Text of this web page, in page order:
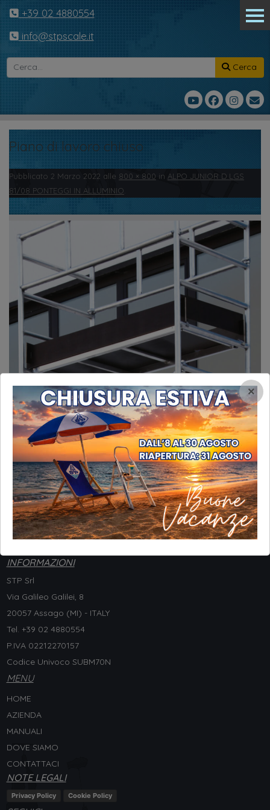
+39 02 4880554
info@stpscale.it
Cerca
Piano di lavoro chiuso
Pubblicato 2 Marzo 2022 alle 800 × 800 in ALPO JUNIOR D.LGS
81/08 PONTEGGI IN ALLUMINIO
Piano di lavoro chiuso
INFORMAZIONI
STP Srl
Via Galileo Galilei, 8
20057 Assago (MI) - ITALY
Tel. +39 02 4880554
P.IVA 02212270157
Codice Univoco SUBM70N
MENU
HOME
AZIENDA
MANUALI
DOVE SIAMO
CONTATTACI
NOTE LEGALI
Privacy Policy Cookie Policy
×